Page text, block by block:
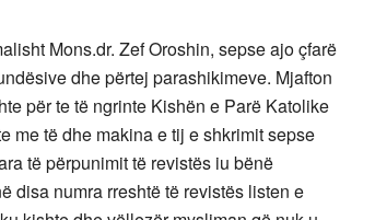
Mons.dr. Zef Oroshin, sepse ajo çfarë
dhe përtej parashikimeve. Mjafton
për te të ngrinte Kishën e Parë Katolike
me të dhe makina e tij e shkrimit sepse
të përpunimit të revistës iu bënë
disa numra rreshtë të revistës listen e